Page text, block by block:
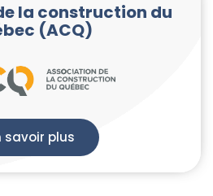
la construction du
(ACQ)
savoir plus